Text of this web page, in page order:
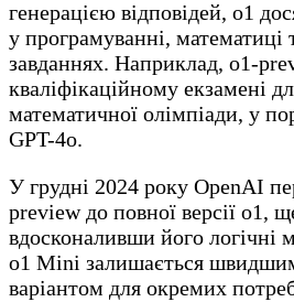
генерацією відповідей, o1
у програмуванні, математиці
завданнях. Наприклад, o1-
кваліфікаційному екзамені
математичної олімпіади, у
GPT-4o.
У грудні 2024 року OpenAI
preview до повної версії o1,
вдосконаливши його логічні
o1 Mini залишається
варіантом для окремих